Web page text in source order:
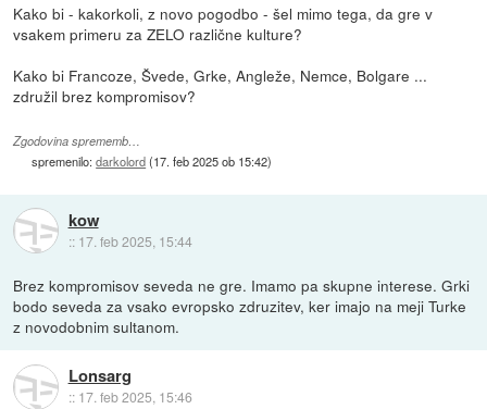
Kako bi - kakorkoli, z novo pogodbo - šel mimo tega, da gre v
vsakem primeru za ZELO različne kulture?
Kako bi Francoze, Švede, Grke, Angleže, Nemce, Bolgare ...
združil brez kompromisov?
Zgodovina sprememb…
spremenilo:darkolord(17. feb 2025 ob 15:42)
kow
:: 17. feb 2025, 15:44
Brez kompromisov seveda ne gre. Imamo pa skupne interese. Grki
bodo seveda za vsako evropsko zdruzitev, ker imajo na meji Turke
z novodobnim sultanom.
Lonsarg
:: 17. feb 2025, 15:46